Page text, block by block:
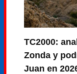
TC2000:
Zonda y
Juan en